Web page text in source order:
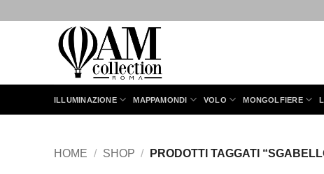
ILLUMINAZIONE MAPPAMONDI VOLO MONGOLFIERE
HOME / SHOP / PRODOTTI TAGGATI